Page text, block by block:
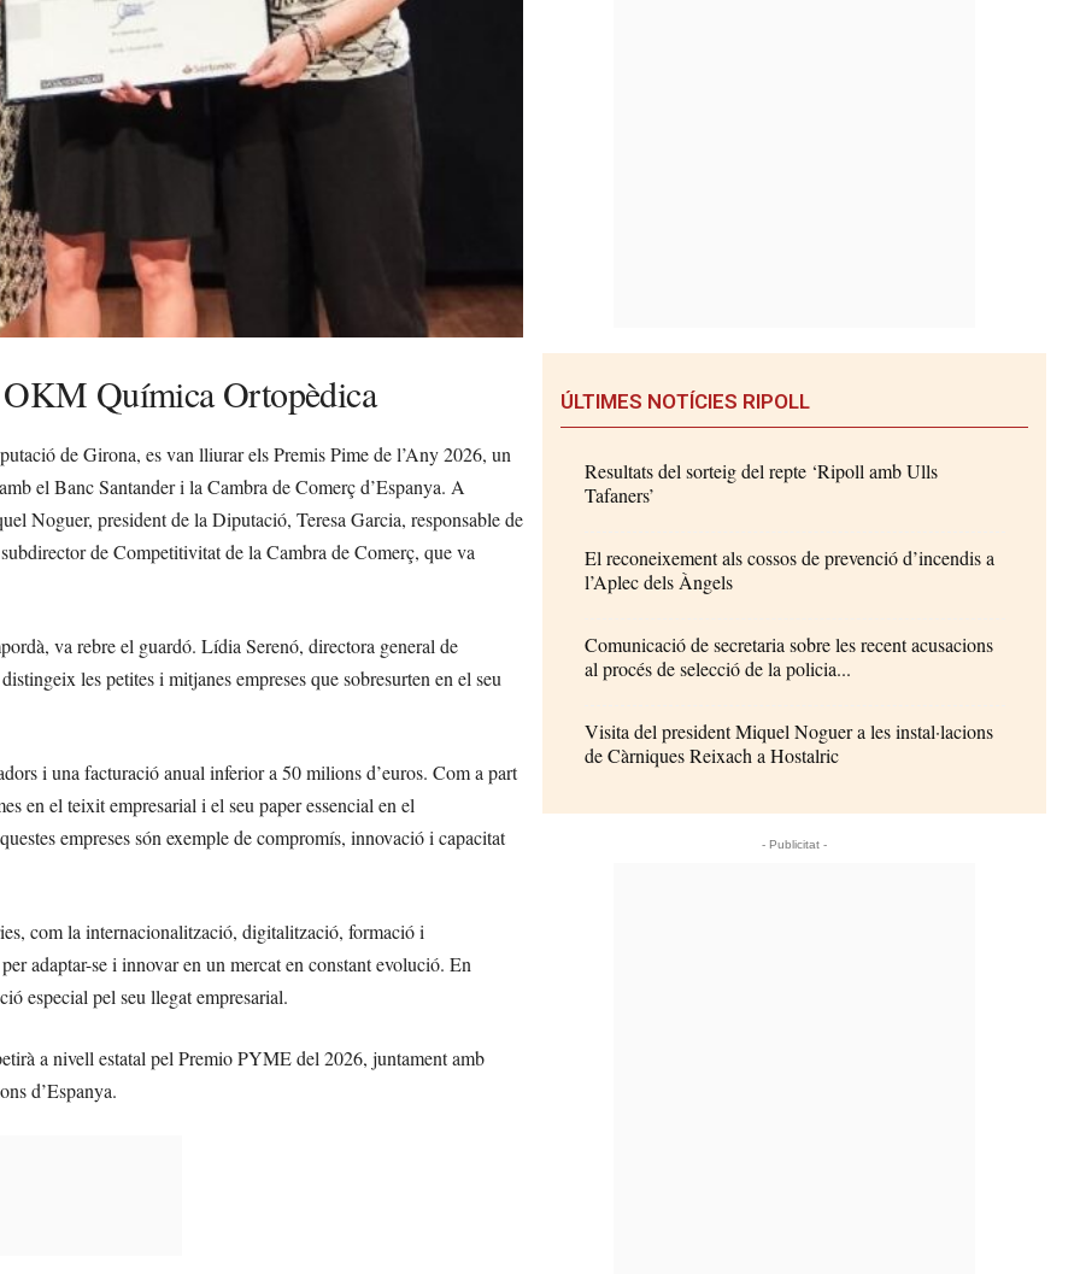
Química Ortopèdica
de Girona, es van lliurar els Premis Pime de l’Any 2026, un
el Banc Santander i la Cambra de Comerç d’Espanya. A
Noguer, president de la Diputació, Teresa Garcia, responsable de
de Competitivitat de la Cambra de Comerç, que va
va rebre el guardó. Lídia Serenó, directora general de
les petites i mitjanes empreses que sobresurten en el seu
i una facturació anual inferior a 50 milions d’euros. Com a part
en el teixit empresarial i el seu paper essencial en el
empreses són exemple de compromís, innovació i capacitat
com la internacionalització, digitalització, formació i
adaptar-se i innovar en un mercat en constant evolució. En
especial pel seu llegat empresarial.
a nivell estatal pel Premio PYME del 2026, juntament amb
d’Espanya.
ÚLTIMES NOTÍCIES RIPOLL
Resultats del sorteig del repte ‘Ripoll amb Ulls
Tafaners’
El reconeixement als cossos de prevenció d’incendis a
l’Aplec dels Àngels
Comunicació de secretaria sobre les recent acusacions
al procés de selecció de la policia...
Visita del president Miquel Noguer a les instal·lacions
de Càrniques Reixach a Hostalric
- Publicitat -